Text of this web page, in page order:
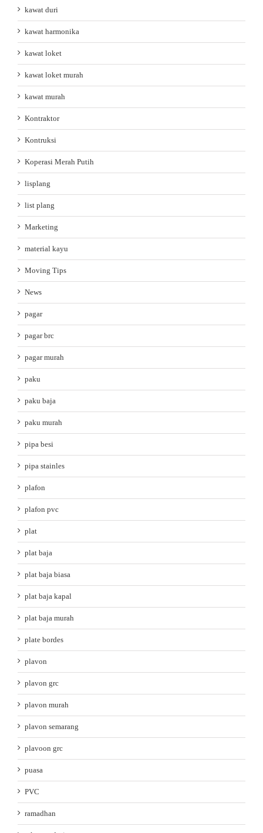
kawat duri
kawat harmonika
kawat loket
kawat loket murah
kawat murah
Kontraktor
Kontruksi
Koperasi Merah Putih
lisplang
list plang
Marketing
material kayu
Moving Tips
News
pagar
pagar brc
pagar murah
paku
paku baja
paku murah
pipa besi
pipa stainles
plafon
plafon pvc
plat
plat baja
plat baja biasa
plat baja kapal
plat baja murah
plate bordes
plavon
plavon grc
plavon murah
plavon semarang
plavoon grc
puasa
PVC
ramadhan